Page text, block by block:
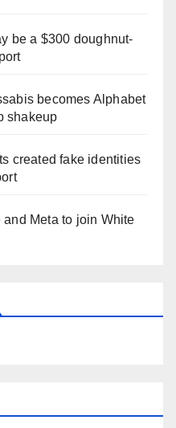
be a $300 doughnut-
becomes Alphabet
shakeup
created fake identities
Meta to join White